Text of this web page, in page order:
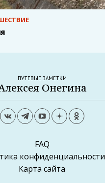
ПУТЕВЫЕ ЗАМЕТКИ
Онегина
FAQ
конфиденциальности
Карта сайта